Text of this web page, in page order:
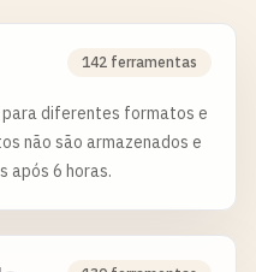
de validação de modelo -
- Suporte para
- Modelagem financeira
e teste de
e otimização de
142 ferramentas
diferentes formatos e
não são armazenados e
após 6 horas.